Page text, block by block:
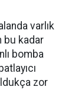
varlık
bu kadar
bomba
zor